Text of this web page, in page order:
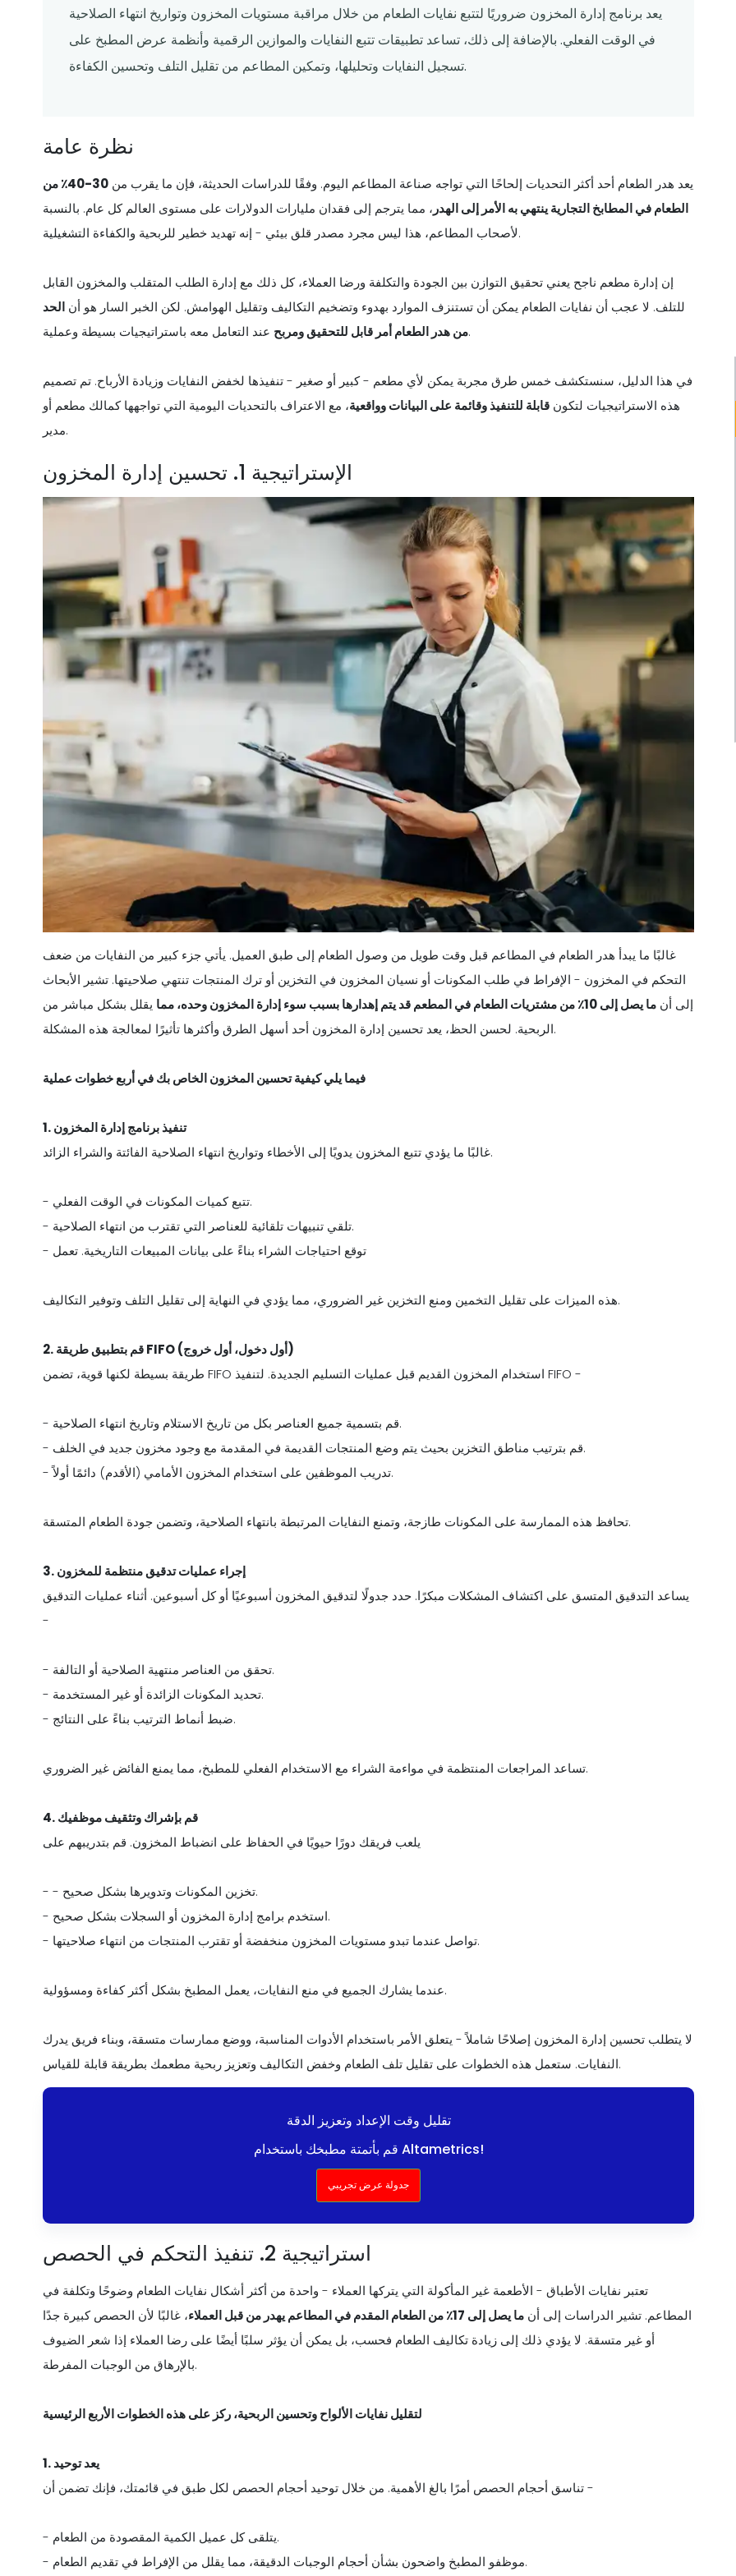
يعد برنامج إدارة المخزون ضروريًا لتتبع نفايات الطعام من خلال مراقبة مستويات المخزون وتواريخ انتهاء الصلاحية
في الوقت الفعلي. بالإضافة إلى ذلك، تساعد تطبيقات تتبع النفايات والموازين الرقمية وأنظمة عرض المطبخ على
تسجيل النفايات وتحليلها، وتمكين المطاعم من تقليل التلف وتحسين الكفاءة.
نظرة عامة
يعد هدر الطعام أحد أكثر التحديات إلحاحًا التي تواجه صناعة المطاعم اليوم. وفقًا للدراسات الحديثة، فإن ما يقرب من
30-40٪ من
الطعام في المطابخ التجارية ينتهي به الأمر إلى الهدر ، مما يترجم إلى فقدان مليارات الدولارات على مستوى العالم كل عام. بالنسبة
لأصحاب المطاعم، هذا ليس مجرد مصدر قلق بيئي - إنه تهديد خطير للربحية والكفاءة التشغيلية.
إن إدارة مطعم ناجح يعني تحقيق التوازن بين الجودة والتكلفة ورضا العملاء، كل ذلك مع إدارة الطلب المتقلب والمخزون القابل
للتلف. لا عجب أن نفايات الطعام يمكن أن تستنزف الموارد بهدوء وتضخيم التكاليف وتقليل الهوامش. لكن الخبر السار هو أن الحد
من هدر الطعام أمر قابل للتحقيق ومربحعند التعامل معه باستراتيجيات بسيطة وعملية.
في هذا الدليل، سنستكشف خمس طرق مجربة يمكن لأي مطعم - كبير أو صغير - تنفيذها لخفض النفايات وزيادة الأرباح. تم تصميم
هذه الاستراتيجيات لتكون قابلة للتنفيذ وقائمة على البيانات وواقعية، مع الاعتراف بالتحديات اليومية التي تواجهها كمالك مطعم أو
مدير.
الإستراتيجية 1. تحسين إدارة المخزون
غالبًا ما يبدأ هدر الطعام في المطاعم قبل وقت طويل من وصول الطعام إلى طبق العميل. يأتي جزء كبير من النفايات من ضعف
التحكم في المخزون - الإفراط في طلب المكونات أو نسيان المخزون في التخزين أو ترك المنتجات تنتهي صلاحيتها. تشير الأبحاث
إلى أن ما يصل إلى 10٪ من مشتريات الطعام في المطعم قد يتم إهدارها بسبب سوء إدارة المخزون وحده، مما
يقلل بشكل مباشر من
الربحية. لحسن الحظ، يعد تحسين إدارة المخزون أحد أسهل الطرق وأكثرها تأثيرًا لمعالجة هذه المشكلة.
فيما يلي كيفية تحسين المخزون الخاص بك في أربع خطوات عملية
1. تنفيذ برنامج إدارة المخزون
غالبًا ما يؤدي تتبع المخزون يدويًا إلى الأخطاء وتواريخ انتهاء الصلاحية الفائتة والشراء الزائد.
- تتبع كميات المكونات في الوقت الفعلي.
- تلقي تنبيهات تلقائية للعناصر التي تقترب من انتهاء الصلاحية.
- توقع احتياجات الشراء بناءً على بيانات المبيعات التاريخية. تعمل
هذه الميزات على تقليل التخمين ومنع التخزين غير الضروري، مما يؤدي في النهاية إلى تقليل التلف وتوفير التكاليف.
2. قم بتطبيق طريقة FIFO (أول دخول، أول خروج)
طريقة بسيطة لكنها قوية، تضمن FIFO استخدام المخزون القديم قبل عمليات التسليم الجديدة. لتنفيذ FIFO -
- قم بتسمية جميع العناصر بكل من تاريخ الاستلام وتاريخ انتهاء الصلاحية.
- قم بترتيب مناطق التخزين بحيث يتم وضع المنتجات القديمة في المقدمة مع وجود مخزون جديد في الخلف.
- تدريب الموظفين على استخدام المخزون الأمامي (الأقدم) دائمًا أولاً.
تحافظ هذه الممارسة على المكونات طازجة، وتمنع النفايات المرتبطة بانتهاء الصلاحية، وتضمن جودة الطعام المتسقة.
3. إجراء عمليات تدقيق منتظمة للمخزون
يساعد التدقيق المتسق على اكتشاف المشكلات مبكرًا. حدد جدولًا لتدقيق المخزون أسبوعيًا أو كل أسبوعين. أثناء عمليات التدقيق
-
- تحقق من العناصر منتهية الصلاحية أو التالفة.
- تحديد المكونات الزائدة أو غير المستخدمة.
- ضبط أنماط الترتيب بناءً على النتائج.
تساعد المراجعات المنتظمة في مواءمة الشراء مع الاستخدام الفعلي للمطبخ، مما يمنع الفائض غير الضروري.
4. قم بإشراك وتثقيف موظفيك
يلعب فريقك دورًا حيويًا في الحفاظ على انضباط المخزون. قم بتدريبهم على
- - تخزين المكونات وتدويرها بشكل صحيح.
- استخدم برامج إدارة المخزون أو السجلات بشكل صحيح.
- تواصل عندما تبدو مستويات المخزون منخفضة أو تقترب المنتجات من انتهاء صلاحيتها.
عندما يشارك الجميع في منع النفايات، يعمل المطبخ بشكل أكثر كفاءة ومسؤولية.
لا يتطلب تحسين إدارة المخزون إصلاحًا شاملاً - يتعلق الأمر باستخدام الأدوات المناسبة، ووضع ممارسات متسقة، وبناء فريق يدرك
النفايات. ستعمل هذه الخطوات على تقليل تلف الطعام وخفض التكاليف وتعزيز ربحية مطعمك بطريقة قابلة للقياس.
تقليل وقت الإعداد وتعزيز الدقة
قم بأتمتة مطبخك باستخدام Altametrics!
جدولة عرض تجريبي
استراتيجية 2. تنفيذ التحكم في الحصص
تعتبر نفايات الأطباق - الأطعمة غير المأكولة التي يتركها العملاء - واحدة من أكثر أشكال نفايات الطعام وضوحًا وتكلفة في
المطاعم. تشير الدراسات إلى أن ما يصل إلى 17٪ من الطعام المقدم في المطاعم يهدر من قبل العملاء
، غالبًا لأن الحصص كبيرة جدًا
أو غير متسقة. لا يؤدي ذلك إلى زيادة تكاليف الطعام فحسب، بل يمكن أن يؤثر سلبًا أيضًا على رضا العملاء إذا شعر الضيوف
بالإرهاق من الوجبات المفرطة.
لتقليل نفايات الألواح وتحسين الربحية، ركز على هذه الخطوات الأربع الرئيسية
1. يعد توحيد
تناسق أحجام الحصص أمرًا بالغ الأهمية. من خلال توحيد أحجام الحصص لكل طبق في قائمتك، فإنك تضمن أن -
- يتلقى كل عميل الكمية المقصودة من الطعام.
- موظفو المطبخ واضحون بشأن أحجام الوجبات الدقيقة، مما يقلل من الإفراط في تقديم الطعام.